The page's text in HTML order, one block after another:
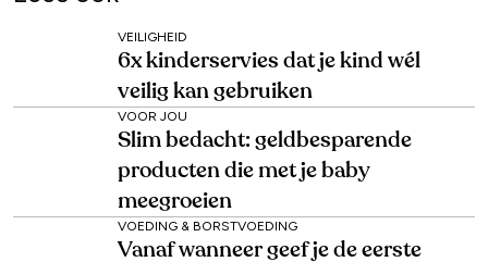
VEILIGHEID
6x kinderservies dat je kind wél
veilig kan gebruiken
VOOR JOU
Slim bedacht: geldbesparende
producten die met je baby
meegroeien
VOEDING & BORSTVOEDING
Vanaf wanneer geef je de eerste